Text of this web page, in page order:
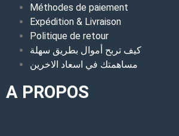
Méthodes de paiement
Expédition & Livraison
Politique de retour
كيف تربح أموال بطريق سهلة
مساهمتك في اسعاد الاخرين
A PROPOS